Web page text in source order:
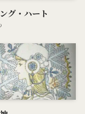
グ・ハート